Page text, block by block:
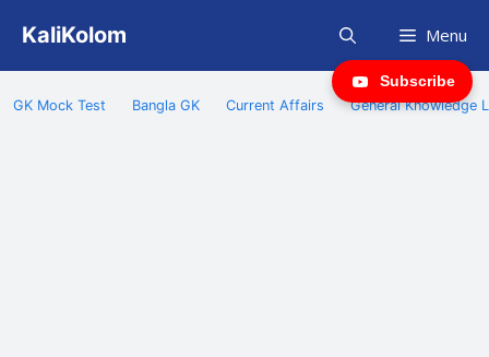
content
KaliKolom Menu
GK Mock Test Bangla GK Current Affairs General Knowledge
Subscribe